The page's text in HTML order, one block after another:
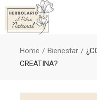
Home Bienestar
CREATINA?